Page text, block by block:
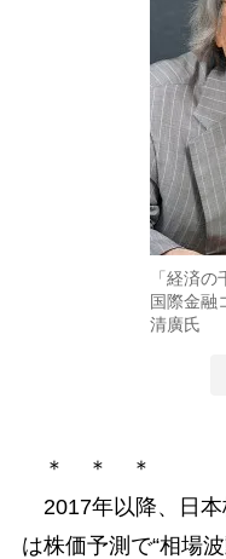
「経済
国際金融
清廣氏
＊ ＊ ＊
2017年以降、日本
は株価予測で“相場